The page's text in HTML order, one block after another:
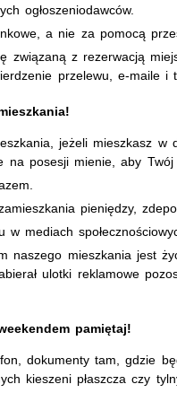
ogłoszeniodawców.
a nie za pomocą
związaną z rezerwacją
przelewu, e-maile i
jeżeli mieszkasz w
posesji mienie, aby Twój
pieniędzy,
w mediach
naszego mieszkania jest
ulotki reklamowe
pamiętaj!
dokumenty tam, gdzie
kieszeni płaszcza czy